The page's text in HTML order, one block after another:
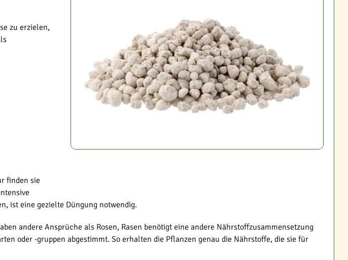
zu erzielen,
finden sie
ist eine gezielte Düngung notwendig.
andere Ansprüche als Rosen, Rasen benötigt eine andere Nährstoffzusammensetzung
oder -gruppen abgestimmt. So erhalten die Pflanzen genau die Nährstoffe, die sie für